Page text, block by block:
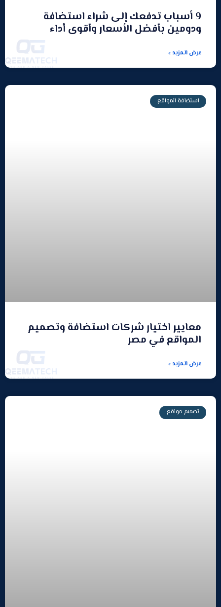
9 أسباب تدفعك إلى شراء استضافة
ودومين بأفضل الأسعار وأقوى أداء
عرض المزيد »
استضافة المواقع
معايير اختيار شركات استضافة وتصميم
المواقع في مصر
عرض المزيد »
تصميم مواقع